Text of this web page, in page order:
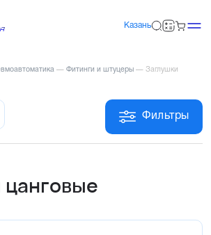
Казань
— Фитинги и штуцеры — Заглушки
Фильтры